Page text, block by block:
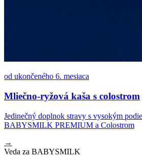
od ukončeného 6. mesiaca
Mliečno-ryžová kaša s colostrom
Jedinečný doplnok stravy s vysokým
BABYSMILK PREMIUM a Colostrom
→
Veda za BABYSMILK